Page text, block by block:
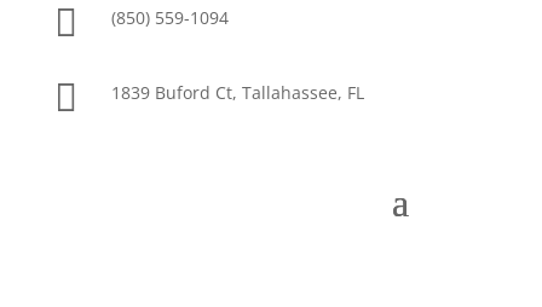
 (850) 559-1094
 1839 Buford Ct, Tallahassee, FL